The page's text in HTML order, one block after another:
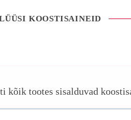
KOOSTISAINEID
tootes sisalduvad